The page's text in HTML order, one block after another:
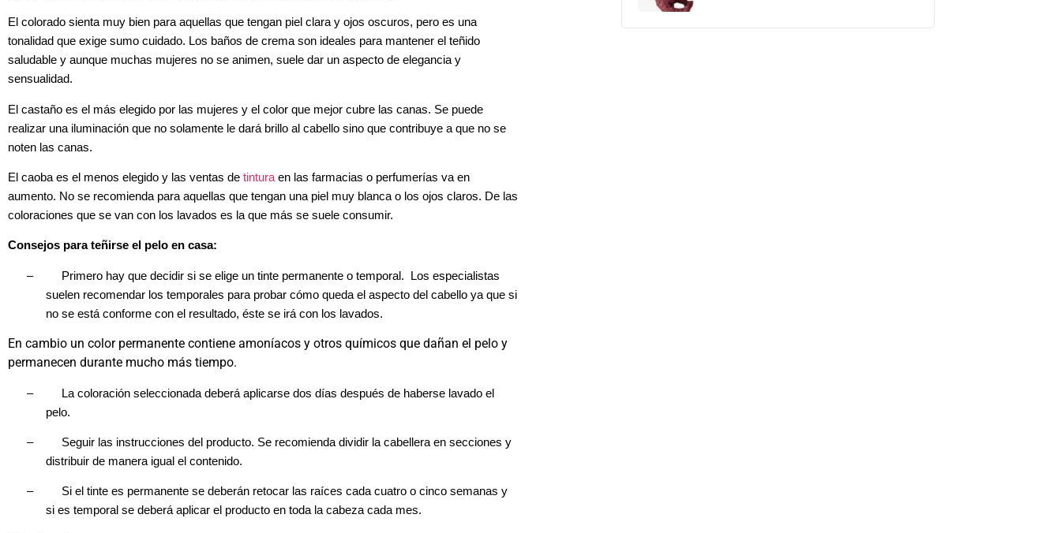
El colorado sienta muy bien para aquellas que tengan piel clara y ojos oscuros, pero es una
tonalidad que exige sumo cuidado. Los baños de crema son ideales para mantener el teñido
saludable y aunque muchas mujeres no se animen, suele dar un aspecto de elegancia y
sensualidad.
El castaño es el más elegido por las mujeres y el color que mejor cubre las canas. Se puede
realizar una iluminación que no solamente le dará brillo al cabello sino que contribuye a que no se
noten las canas.
El caoba es el menos elegido y las ventas de tintura en las farmacias o perfumerías va en
aumento. No se recomienda para aquellas que tengan una piel muy blanca o los ojos claros. De las
coloraciones que se van con los lavados es la que más se suele consumir.
Consejos para teñirse el pelo en casa:
–
Primero hay que decidir si se elige un tinte permanente o temporal. Los especialistas
suelen recomendar los temporales para probar cómo queda el aspecto del cabello ya que si
no se está conforme con el resultado, éste se irá con los lavados.
En cambio un color permanente contiene amoníacos y otros químicos que dañan el pelo y
permanecen durante mucho más tiempo.
–
La coloración seleccionada deberá aplicarse dos días después de haberse lavado el
pelo.
–
Seguir las instrucciones del producto. Se recomienda dividir la cabellera en secciones y
distribuir de manera igual el contenido.
–
Si el tinte es permanente se deberán retocar las raíces cada cuatro o cinco semanas y
si es temporal se deberá aplicar el producto en toda la cabeza cada mes.